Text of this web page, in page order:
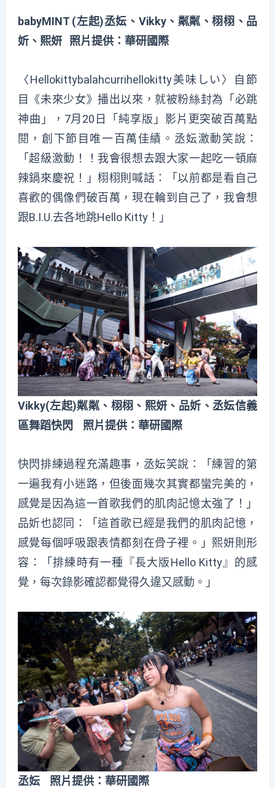
babyMINT (左起)丞妘、Vikky、粼粼、栩栩、品
妡、熙妍 照片提供：華研國際
〈Hellokittybalahcurrihellokitty美味しい〉自節
目《未來少女》播出以來，就被粉絲封為「必跳
神曲」，7月20日「純享版」影片更突破百萬點
閱，創下節目唯一百萬佳績。丞妘激動笑說：
「超級激動！！我會很想去跟大家一起吃一頓麻
辣鍋來慶祝！」栩栩則喊話：「以前都是看自己
喜歡的偶像們破百萬，現在輪到自己了，我會想
跟B.I.U.去各地跳Hello Kitty！」
Vikky(左起)粼粼、栩栩、熙妍、品妡、丞妘信義
區舞蹈快閃 照片提供：華研國際
快閃排練過程充滿趣事，丞妘笑說：「練習的第
一遍我有小迷路，但後面幾次其實都蠻完美的，
感覺是因為這一首歌我們的肌肉記憶太強了！」
品妡也認同：「這首歌已經是我們的肌肉記憶，
感覺每個呼吸跟表情都刻在骨子裡。」熙妍則形
容：「排練時有一種『長大版Hello Kitty』的感
覺，每次錄影確認都覺得久違又感動。」
丞妘 照片提供：華研國際